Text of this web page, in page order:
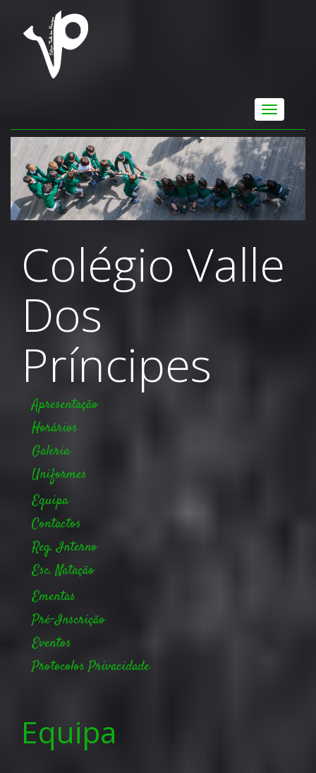
Colégio Valle
Dos
Príncipes
Apresentação
Horários
Galeria
Uniformes
Equipa
Contactos
Reg. Interno
Esc. Natação
Ementas
Pré-Inscrição
Eventos
Protocolos Privacidade
Equipa